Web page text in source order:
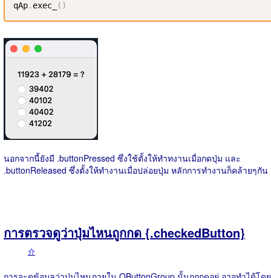
qAp. exec_ ( )
นอกจากนี้ยังมี .buttonPressed ซึ่งใช้ตั้งให้ทำทงานเมื่อกดปุ่ม และ
.buttonReleased ซึ่งตั้งให้ทำงานเมื่อปล่อยปุ่ม หลักการทำงานก็คล้ายๆกัน
การตรวจดูว่าปุ่มไหนถูกกด {.checkedButton}
介